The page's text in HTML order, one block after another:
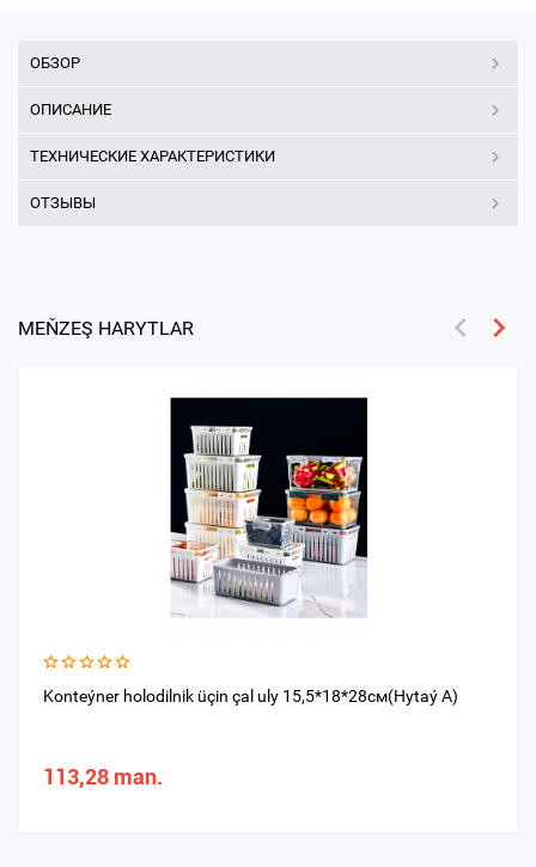
ОБЗОР
ОПИСАНИЕ
ТЕХНИЧЕСКИЕ ХАРАКТЕРИСТИКИ
ОТЗЫВЫ
MEŇZEŞ HARYTLAR
Konteýner holodilnik üçin çal uly 15,5*18*28см(Hytaý A)
113,28 man.